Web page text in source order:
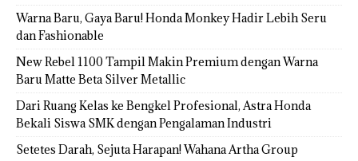
Warna Baru, Gaya Baru! Honda Monkey Hadir Lebih Seru
dan Fashionable
New Rebel 1100 Tampil Makin Premium dengan Warna
Baru Matte Beta Silver Metallic
Dari Ruang Kelas ke Bengkel Profesional, Astra Honda
Bekali Siswa SMK dengan Pengalaman Industri
Setetes Darah, Sejuta Harapan! Wahana Artha Group